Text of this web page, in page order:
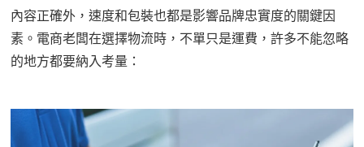
內容正確外，速度和包裝也都是影響品牌忠實度的關鍵因
素。電商老闆在選擇物流時，不單只是運費，許多不能忽略
的地方都要納入考量：